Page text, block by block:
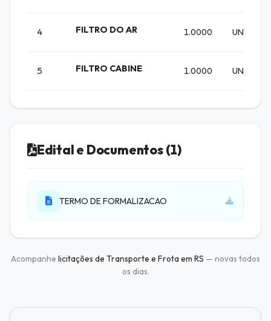
4 FILTRO DO AR 1.0000 UN
5 FILTRO CABINE 1.0000 UN
Edital e Documentos (1)
TERMO DE FORMALIZACAO
Acompanhe licitações de Transporte e Frota em RS — novas todos
os dias.